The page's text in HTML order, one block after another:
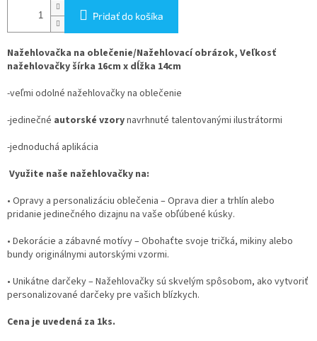
Pridať do košíka
Nažehlovačka na oblečenie/Nažehlovací obrázok, Veľkosť
nažehlovačky šírka 16cm x dĺžka 14cm
-veľmi odolné nažehlovačky na oblečenie
-jedinečné autorské vzorynavrhnuté talentovanými ilustrátormi
-jednoduchá aplikácia
Využite naše nažehlovačky na:
• Opravy a personalizáciu oblečenia – Oprava dier a trhlín alebo
pridanie jedinečného dizajnu na vaše obľúbené kúsky.
• Dekorácie a zábavné motívy– Obohaťte svoje tričká, mikiny alebo
bundy originálnymi autorskými vzormi.
• Unikátne darčeky– Nažehlovačky sú skvelým spôsobom, ako vytvoriť
personalizované darčeky pre vašich blízkych.
Cena je uvedená za 1ks.